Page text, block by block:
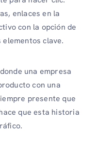
enlaces en la
con la opción de
clave.
una empresa
con una
presente que
que esta historia